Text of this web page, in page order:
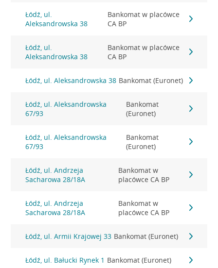
Łódź, ul.
Aleksandrowska 38
Bankomat w placówce
CA BP
Łódź, ul.
Aleksandrowska 38
Bankomat w placówce
CA BP
Łódź, ul. Aleksandrowska 38 Bankomat (Euronet)
Łódź, ul. Aleksandrowska
67/93
Bankomat
(Euronet)
Łódź, ul. Aleksandrowska
67/93
Bankomat
(Euronet)
Łódź, ul. Andrzeja
Sacharowa 28/18A
Bankomat w
placówce CA BP
Łódź, ul. Andrzeja
Sacharowa 28/18A
Bankomat w
placówce CA BP
Łódź, ul. Armii Krajowej 33 Bankomat (Euronet)
Łódź, ul. Bałucki Rynek 1 Bankomat (Euronet)